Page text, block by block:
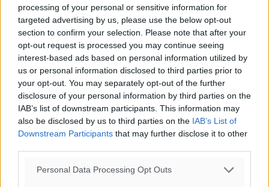
processing of your personal or sensitive information for
targeted advertising by us, please use the below opt-out
section to confirm your selection. Please note that after your
opt-out request is processed you may continue seeing
interest-based ads based on personal information utilized by
us or personal information disclosed to third parties prior to
your opt-out. You may separately opt-out of the further
disclosure of your personal information by third parties on the
IAB’s list of downstream participants. This information may
also be disclosed by us to third parties on the IAB’s List of
Downstream Participants that may further disclose it to other
Personal Data Processing Opt Outs
ΣΩΤΗΡΧΟΣ ΠΑΥΛΟΣ του Παναγιώτη
ΤΣΟΥΚΑΛΗΣ ΝΕΚΤΑΡΙΟΣ του Μιχαήλ
ΧΑΤΖΗΣΑΒΒΑΣ ΣΑΒΒΑΣ του Λαζάρου
ΧΙΝΤΡΙ ΛΕΦΤΕΡ του Βάιτ
ΓΙΑ ΤΗΝ ΕΞΕΛΕΓΚΤΙΚΗ ΕΠΙΤΡΟΠΗ